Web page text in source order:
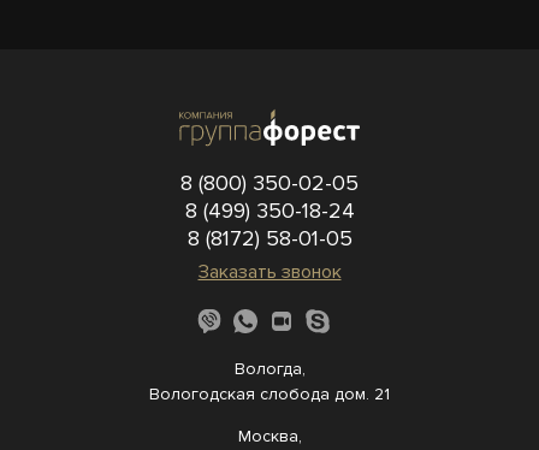
8 (800) 350-02-05
8 (499) 350-18-24
8 (8172) 58-01-05
Заказать звонок
Вологда,
Вологодская слобода дом. 21
Москва,